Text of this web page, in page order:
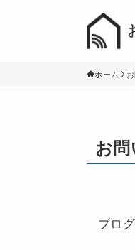
ホーム
お
ブロ